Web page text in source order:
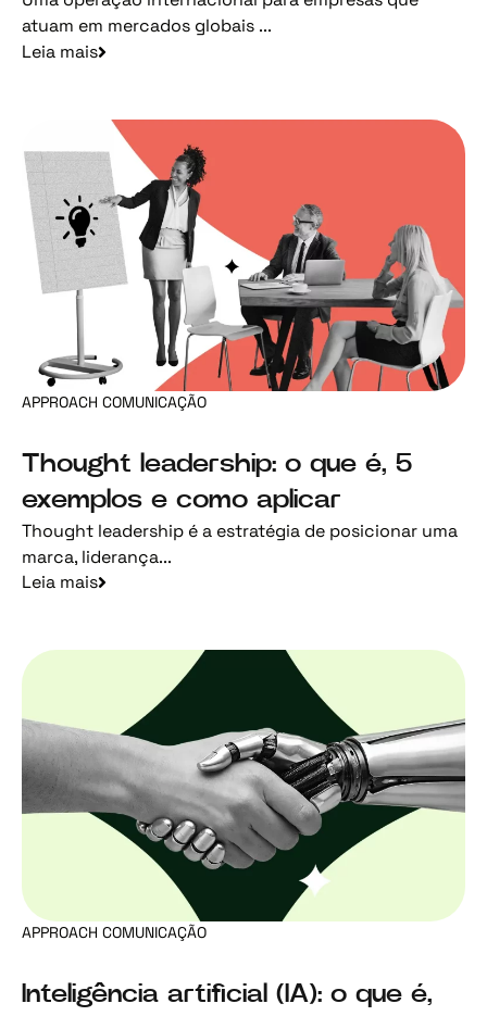
atuam em mercados globais ...
Leia mais
APPROACH COMUNICAÇÃO
Thought leadership: o que é, 5
exemplos e como aplicar
Thought leadership é a estratégia de posicionar uma
marca, liderança...
Leia mais
APPROACH COMUNICAÇÃO
Inteligência artificial (IA): o que é,